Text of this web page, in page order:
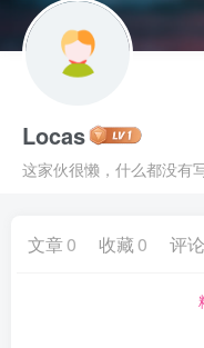
Locas
这家伙很懒，什么都没有
文章0 收藏 0 评论